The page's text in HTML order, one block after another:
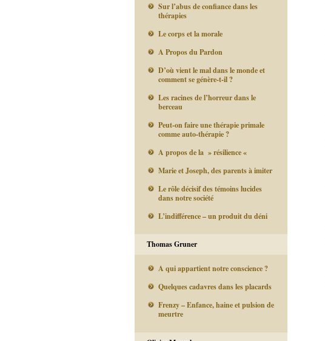
Sur l’abus de confiance dans les
thérapies
Le corps et la morale
A Propos du Pardon
D’où vient le mal dans le monde et
comment se génère-t-il ?
Les racines de l’horreur dans le
berceau
Peut-on faire une thérapie primale
comme auto-thérapie ?
A propos de la » résilience «
Marie et Joseph, des parents à imiter
Le rôle décisif des témoins lucides
dans notre société
L’indifférence – un produit du déni
Thomas Gruner
A qui appartient notre conscience ?
Quelques cadavres dans les placards
Frenzy – Enfance, haine et pulsion de
meurtre